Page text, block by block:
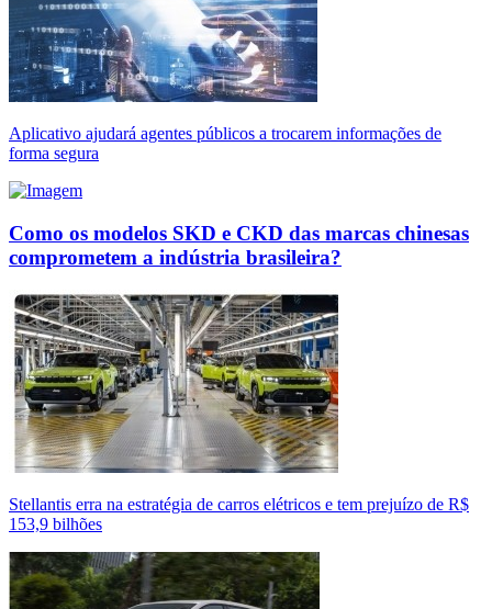
Aplicativo ajudará agentes públicos a trocarem informações de
forma segura
Como os modelos SKD e CKD das marcas chinesas
comprometem a indústria brasileira?
Stellantis erra na estratégia de carros elétricos e tem prejuízo de R$
153,9 bilhões